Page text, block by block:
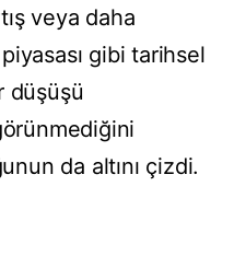
veya daha
gibi tarihsel
düşüşü
da altını çizdi.